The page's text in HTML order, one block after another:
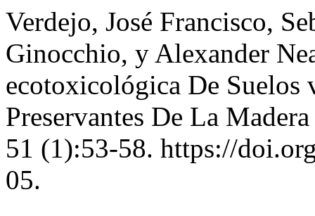
Verdejo, José Francisco,
Ginocchio, y Alexander
ecotoxicológica De Suelos
Preservantes De La
51 (1):53-58. https://
05.